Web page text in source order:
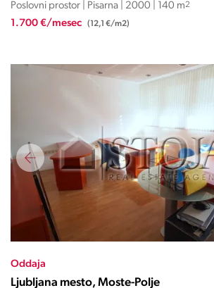
Poslovni prostor | Pisarna | 2000 | 140 m2
1.700 €/mesec (12,1 €/m2)
Oddaja
Ljubljana mesto, Moste-Polje